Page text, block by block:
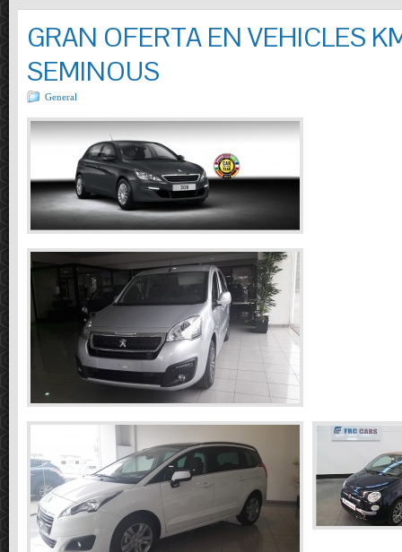
GRAN OFERTA EN VEHICLES
SEMINOUS
General